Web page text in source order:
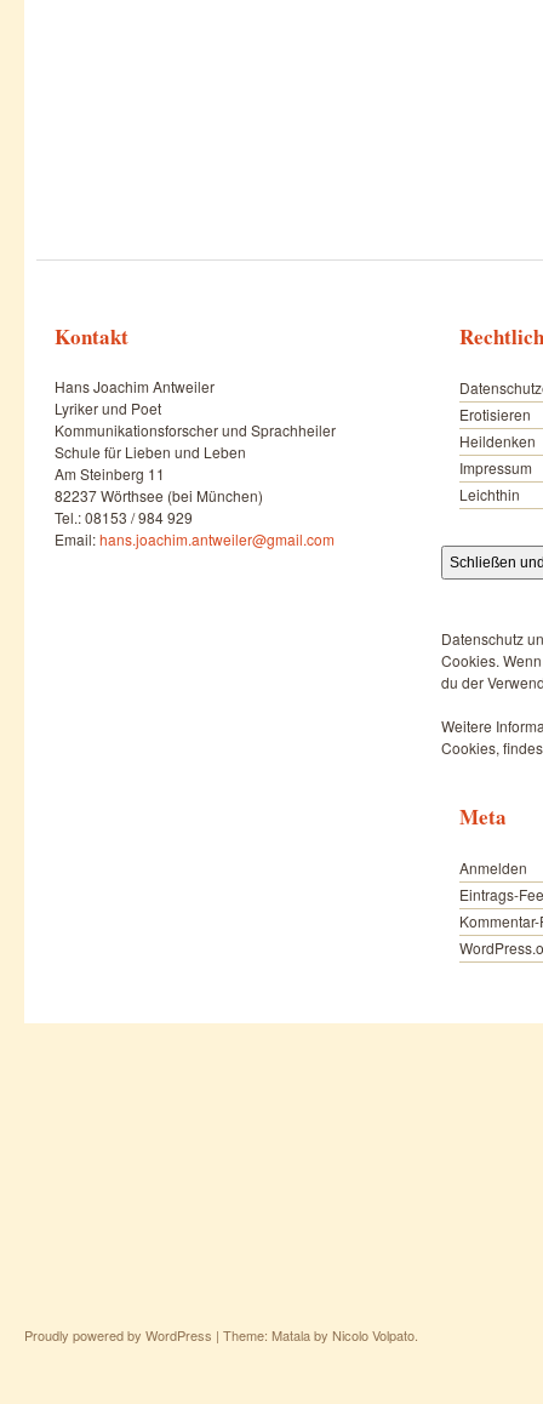
Kontakt
Hans Joachim Antweiler
Lyriker und Poet
Kommunikationsforscher und Sprachheiler
Schule für Lieben und Leben
Am Steinberg 11
82237 Wörthsee (bei München)
Tel.: 08153 / 984 929
Email:hans.joachim.antweiler@gmail.com
Erotisieren
Heildenken
Impressum
Leichthin
Datenschutz
Cookies.
du der
Weitere
Cookies,
Meta
Anmelden
Eintrags-
Proudly powered by WordPress | Theme: Matala by Nicolo Volpato.